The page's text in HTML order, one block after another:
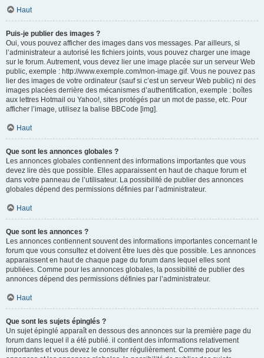
Haut
Puis-je publier des images ?
Oui, vous pouvez afficher des images dans vos messages. Par ailleurs, si
l’administrateur a autorisé les fichiers joints, vous pouvez charger une image
sur le forum. Autrement, vous devez lier une image placée sur un serveur Web
public, exemple : http://www.exemple.com/mon-image.gif. Vous ne pouvez pas
lier des images de votre ordinateur (sauf si c’est un serveur Web public) ni des
images placées derrière des mécanismes d’authentification, exemple : boîtes
aux lettres Hotmail ou Yahoo!, sites protégés par un mot de passe, etc. Pour
afficher l’image, utilisez la balise BBCode [img].
Haut
Que sont les annonces globales ?
Les annonces globales contiennent des informations importantes que vous
devez lire dès que possible. Elles apparaissent en haut de chaque forum et
dans votre panneau de l’utilisateur. La possibilité de publier des annonces
globales dépend des permissions définies par l’administrateur.
Haut
Que sont les annonces ?
Les annonces contiennent souvent des informations importantes concernant le
forum que vous consultez et doivent être lues dès que possible. Les annonces
apparaissent en haut de chaque page du forum dans lequel elles sont
publiées. Comme pour les annonces globales, la possibilité de publier des
annonces dépend des permissions définies par l’administrateur.
Haut
Que sont les sujets épinglés ?
Un sujet épinglé apparaît en dessous des annonces sur la première page du
forum dans lequel il a été publié. il contient des informations relativement
importantes et vous devez le consulter régulièrement. Comme pour les